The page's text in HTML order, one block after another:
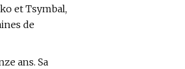
et Tsymbal,
de
ans. Sa